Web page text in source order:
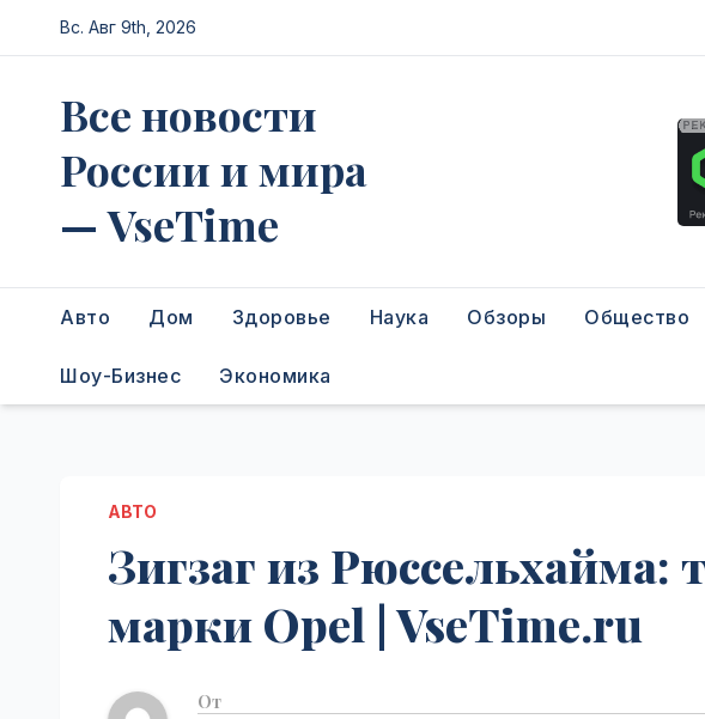
Перейти
к
Вс. Авг 9th, 2026
Все новости
России и мира
— VseTime
Авто Дом Здоровье Наука Обзоры Общество
Шоу-Бизнес Экономика
АВТО
Зигзаг из Рюссельхайма:
марки Opel | VseTime.ru
От